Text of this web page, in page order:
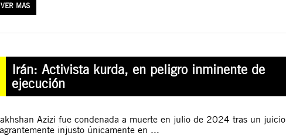
VER MAS
Irán: Activista kurda, en peligro inminente de
ejecución
Azizi fue condenada a muerte en julio de 2024 tras un juicio
injusto únicamente en ...